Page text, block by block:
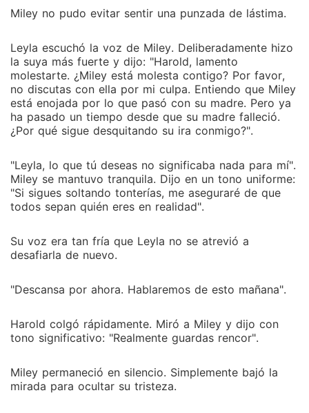
Miley no pudo evitar sentir una punzada de lástima.
Leyla escuchó la voz de Miley. Deliberadamente hizo
la suya más fuerte y dijo: "Harold, lamento
molestarte. ¿Miley está molesta contigo? Por favor,
no discutas con ella por mi culpa. Entiendo que Miley
está enojada por lo que pasó con su madre. Pero ya
ha pasado un tiempo desde que su madre falleció.
¿Por qué sigue desquitando su ira conmigo?".
"Leyla, lo que tú deseas no significaba nada para mí".
Miley se mantuvo tranquila. Dijo en un tono uniforme:
"Si sigues soltando tonterías, me aseguraré de que
todos sepan quién eres en realidad".
Su voz era tan fría que Leyla no se atrevió a
desafiarla de nuevo.
"Descansa por ahora. Hablaremos de esto mañana".
Harold colgó rápidamente. Miró a Miley y dijo con
tono significativo: "Realmente guardas rencor".
Miley permaneció en silencio. Simplemente bajó la
mirada para ocultar su tristeza.